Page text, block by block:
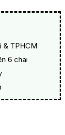
& TPHCM
6 chai